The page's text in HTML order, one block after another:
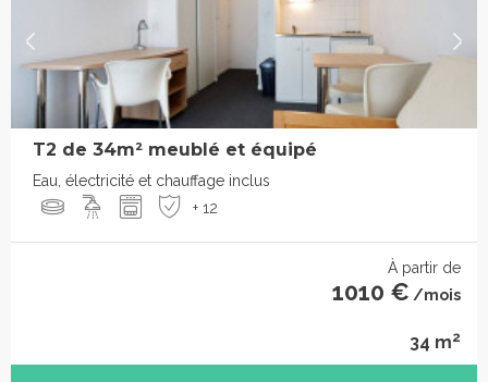
T2 de 34m² meublé et équipé
Eau, électricité et chauffage inclus
+ 12
À partir de
1010 € /mois
34 m2